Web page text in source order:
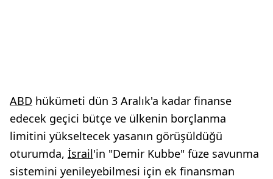
ABD hükümeti dün 3 Aralık'a kadar finanse
edecek geçici bütçe ve ülkenin borçlanma
limitini yükseltecek yasanın görüşüldüğü
oturumda, İsrail'in "Demir Kubbe" füze savunma
sistemini yenileyebilmesi için ek finansman